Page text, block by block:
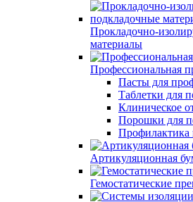
Прокладочно-
материалы
Профессиональная
Пасты для
Таблетки для
Клиническое
Порошки для
Профилактика
Артикуляционная
Гемостатические